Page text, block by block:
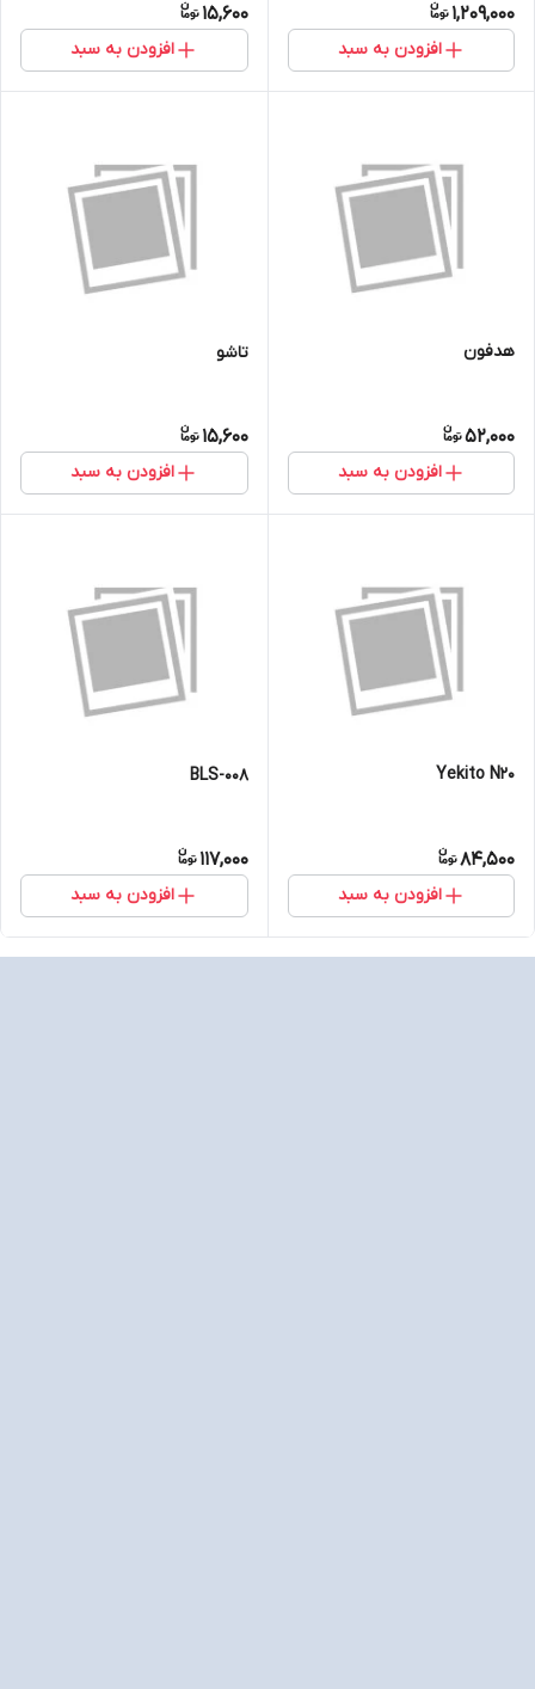
1,209,000
افزودن به سبد
15,600
افزودن به سبد
هدفون
52,000
افزودن به سبد
تاشو
15,600
افزودن به سبد
Yekito N20
84,500
افزودن به سبد
BLS-008
117,000
افزودن به سبد